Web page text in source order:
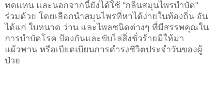
ทดแทน และนอกจากนี้ยังได้ใช้ "กลิ่นสมุนไพรบำบัด"
ร่วมด้วย โดยเลือกนำสมุนไพรที่หาได้ง่ายในท้องถิ่น อัน
ได้แก่ ใบหนาด ว่าน และไพลชนิดต่างๆ ที่มีสรรพคุณใน
การบำบัดโรค ป้องกันและขับไล่สิ่งชั่วร้ายมิให้มา
แผ้วพาน หรือเบียดเบียนการดำรงชีวิตประจำวันของผู้
ป่วย